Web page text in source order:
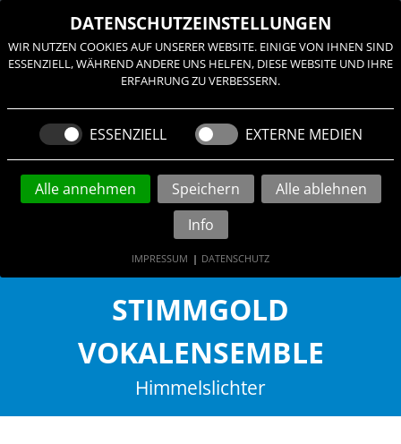
≡
STIMMGOLD
VOKALENSEMBLE
Himmelslichter
DATENSCHUTZEINSTELLUNGEN
WIR NUTZEN COOKIES AUF UNSERER WEBSITE. EINIGE VON IHNEN SIND
ESSENZIELL, WÄHREND ANDERE UNS HELFEN, DIESE WEBSITE UND IHRE
ERFAHRUNG ZU VERBESSERN.
ESSENZIELL EXTERNE MEDIEN
Alle annehmen Speichern
Alle ablehnen
Info
IMPRESSUM | DATENSCHUTZ